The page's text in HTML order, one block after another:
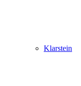
Klarstein